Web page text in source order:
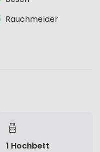
Rauchmelder
1 Hochbett